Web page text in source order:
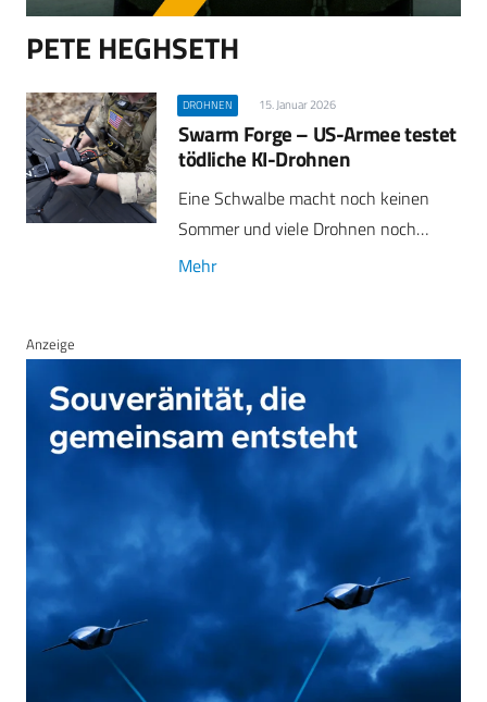
PETE HEGHSETH
DROHNEN 15. Januar 2026
Swarm Forge – US-Armee testet
tödliche KI-Drohnen
Eine Schwalbe macht noch keinen
Sommer und viele Drohnen noch…
Mehr
Anzeige